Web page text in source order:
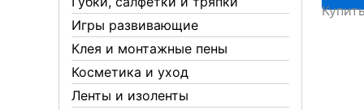
Игры развивающие
Клея и монтажные пены
Косметика и уход
Ленты и изоленты
120см